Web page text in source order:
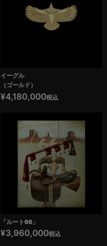
イーグル
（ゴールド）
¥4,180,000税込
「ルート66」
¥3,960,000税込